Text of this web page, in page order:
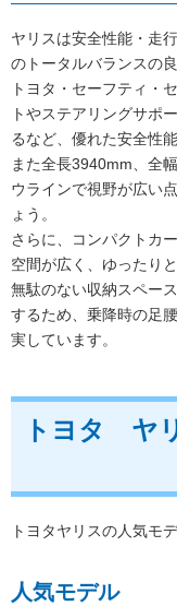
ヤリスは安全性能・走
のトータルバランスの
トヨタ・セーフティ・
トやステアリングサポ
るなど、優れた安全性
また全長3940mm、全
ウラインで視野が広い
ょう。
さらに、コンパクトカ
空間が広く、ゆったり
無駄のない収納スペー
するため、乗降時の足
実しています。
トヨタ ヤ
トヨタヤリスの人気モ
人気モデル